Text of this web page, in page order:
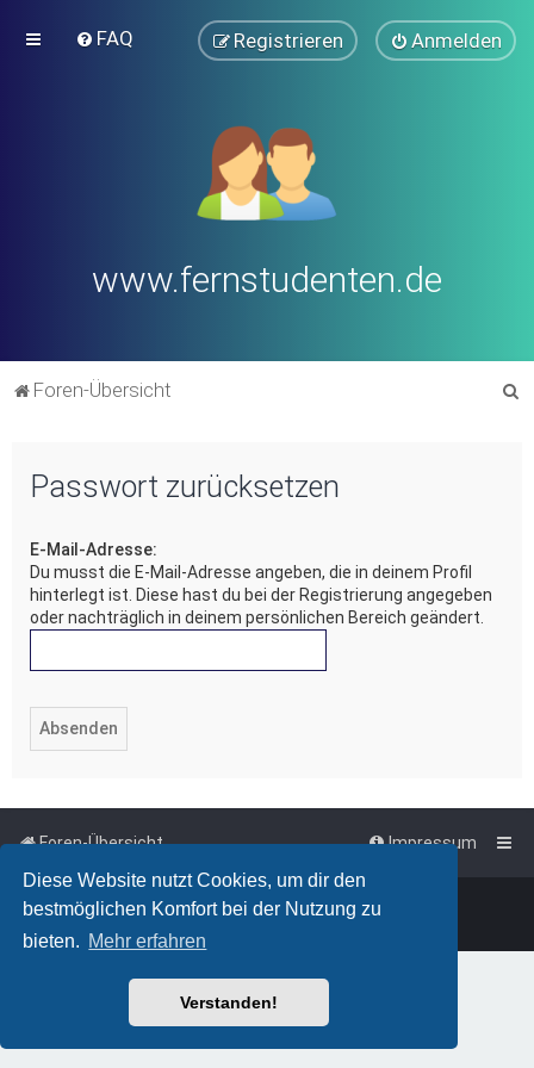
Diese Website nutzt Cookies, um dir den
bestmöglichen Komfort bei der Nutzung zu
bieten. Mehr erfahren
Verstanden!
FAQ Anmelden
Registrieren
www.fernstudenten.de
Foren-Übersicht
Passwort zurücksetzen
E-Mail-Adresse:
Du musst die E-Mail-Adresse angeben, die in deinem Profil
hinterlegt ist. Diese hast du bei der Registrierung angegeben
oder nachträglich in deinem persönlichen Bereich geändert.
Foren-Übersicht Impressum
Powered byphpBB™
Deutsche Übersetzung durch